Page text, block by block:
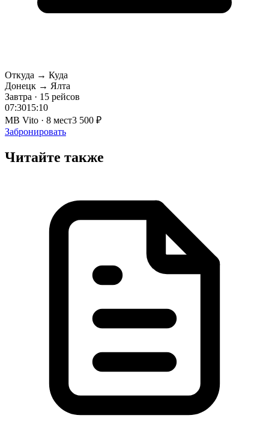
Откуда → Куда
Донецк → Ялта
Завтра · 15 рейсов
07:3015:10
MB Vito · 8 мест3 500 ₽
Забронировать
Читайте также